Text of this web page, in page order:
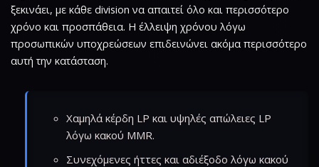
ξεκινάει, με κάθε division να απαιτεί όλο και περισσότερο
χρόνο και προσπάθεια. Η έλλειψη χρόνου λόγω
προσωπικών υποχρεώσεων επιδεινώνει ακόμα περισσότερο
αυτή την κατάσταση.
Χαμηλά κέρδη LP και υψηλές απώλειες LP
λόγω κακού MMR.
Συνεχόμενες ήττες και αδιέξοδο λόγω κακού